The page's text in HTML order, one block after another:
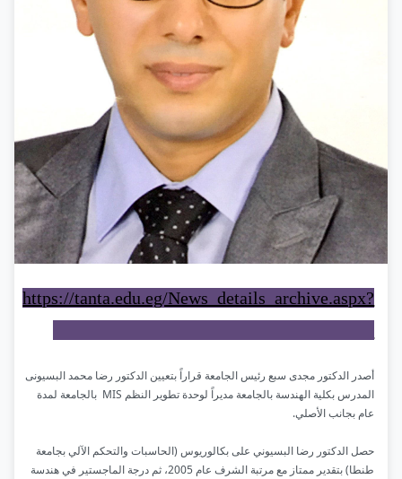
https://tanta.edu.eg/News_details_archive.aspx?
أصدر الدكتور مجدى سبع رئيس الجامعة قراراً بتعيين الدكتور رضا محمد البسيونى
المدرس بكلية الهندسة بالجامعة مديراً لوحدة تطوير النظم MIS بالجامعة لمدة
عام بجانب الأصلي.
حصل الدكتور رضا البسيوني على بكالوريوس (الحاسبات والتحكم الآلي بجامعة
طنطا) بتقدير ممتاز مع مرتبة الشرف عام 2005، ثم درجة الماجستير في هندسة